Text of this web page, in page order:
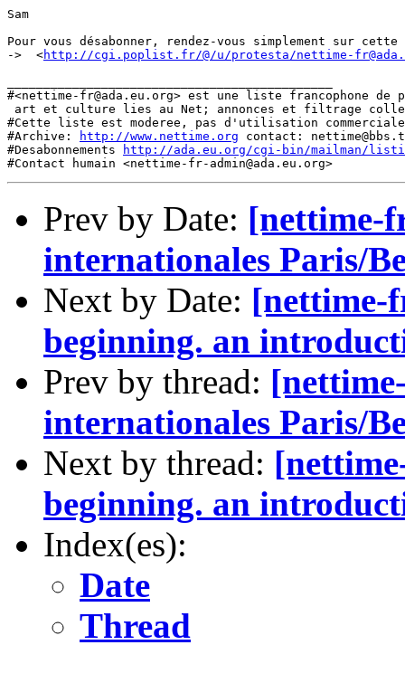
Sam
Pour vous désabonner, rendez-vous simplement sur cette
->  <http://cgi.poplist.fr/@/u/protesta/nettime-
#<nettime-fr@ada.eu.org> est une liste francophone de
art et culture lies au Net; annonces et filtrage
#Cette liste est moderee, pas d'utilisation
#Archive:
http://www.nettime.org contact:
#Desabonnements
http://ada.eu.org/cgi-bin/mailman/
Prev by Date: [nettime-
internationales Paris/
Next by Date: [nettime-
beginning. an
Prev by thread:
internationales Paris/
Next by thread:
beginning. an
Index(es):
Date
Thread